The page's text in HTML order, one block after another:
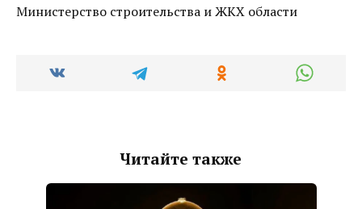
Министерство строительства и ЖКХ области
Читайте также